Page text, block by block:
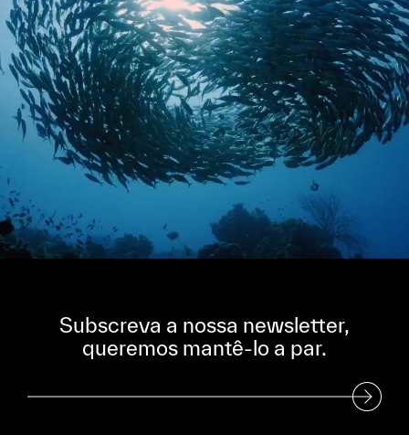
Subscreva a nossa newsletter,
queremos mantê-lo a par.
Subscreva a nossa Newsletter